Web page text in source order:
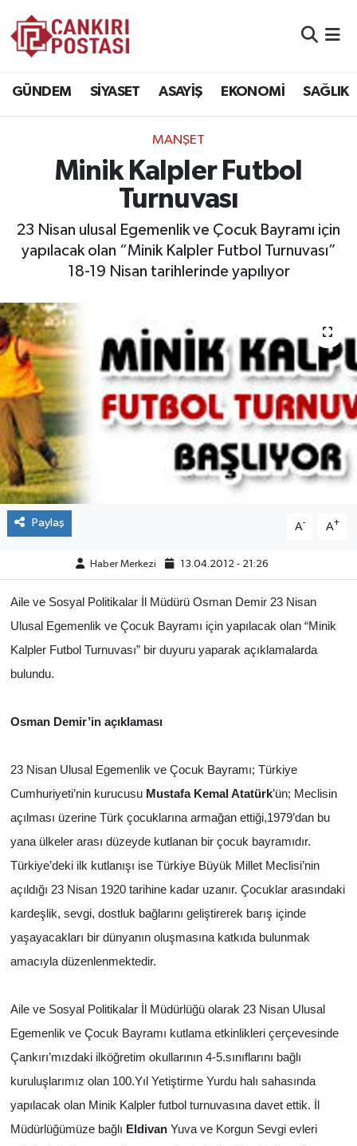
GÜNDEM SİYASET ASAYİŞ EKONOMİ SAĞLIK
MANŞET
Minik Kalpler Futbol
Turnuvası
23 Nisan ulusal Egemenlik ve Çocuk Bayramı için
yapılacak olan “Minik Kalpler Futbol Turnuvası”
18-19 Nisan tarihlerinde yapılıyor
Paylaş A- A+
Haber Merkezi 13.04.2012 - 21:26
Aile ve Sosyal Politikalar İl Müdürü Osman Demir 23 Nisan
Ulusal Egemenlik ve Çocuk Bayramı için yapılacak olan “Minik
Kalpler Futbol Turnuvası” bir duyuru yaparak açıklamalarda
bulundu.
Osman Demir’in açıklaması
23 Nisan Ulusal Egemenlik ve Çocuk Bayramı; Türkiye
Cumhuriyeti’nin kurucusu Mustafa Kemal Atatürk’ün; Meclisin
açılması üzerine Türk çocuklarına armağan ettiği,1979’dan bu
yana ülkeler arası düzeyde kutlanan bir çocuk bayramıdır.
Türkiye’deki ilk kutlanışı ise Türkiye Büyük Millet Meclisi’nin
açıldığı 23 Nisan 1920 tarihine kadar uzanır. Çocuklar arasındaki
kardeşlik, sevgi, dostluk bağlarını geliştirerek barış içinde
yaşayacakları bir dünyanın oluşmasına katkıda bulunmak
amacıyla düzenlenmektedir.
Aile ve Sosyal Politikalar İl Müdürlüğü olarak 23 Nisan Ulusal
Egemenlik ve Çocuk Bayramı kutlama etkinlikleri çerçevesinde
Çankırı’mızdaki ilköğretim okullarının 4-5.sınıflarını bağlı
kuruluşlarımız olan 100.Yıl Yetiştirme Yurdu halı sahasında
yapılacak olan Minik Kalpler futbol turnuvasına davet ettik. İl
Müdürlüğümüze bağlı EldivanYuva ve Korgun Sevgi evleri
EKONOMİ
SAĞLIK
SPOR
EĞİTİM
YAŞAM
ÇEVRE
İLÇELER
RESMİ İLANLAR
KÜLTÜR
VEFAT
BİLİM&TEKNOLOJİ
DÜNYA
Trafik Durumu
Süper Lig Puan Durumu ve Fikstür
Tüm Manşetler
Son Dakika Haberleri
Haber Arşivi